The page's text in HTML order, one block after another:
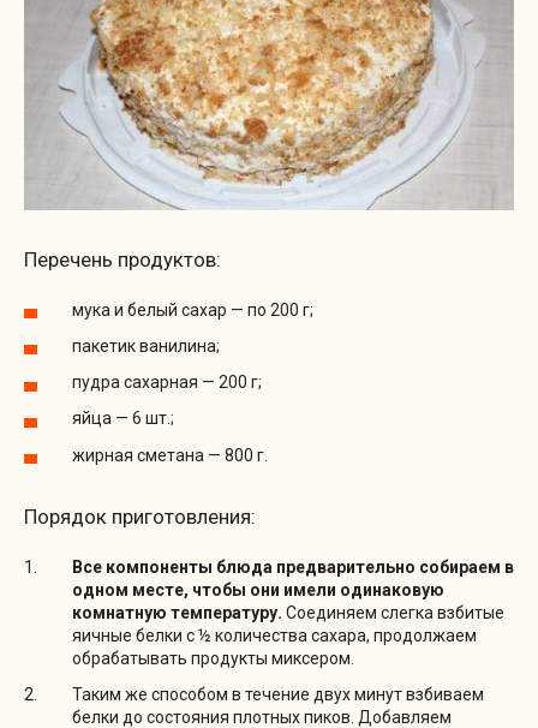
Перечень продуктов:
мука и белый сахар — по 200 г;
пакетик ванилина;
пудра сахарная — 200 г;
яйца — 6 шт.;
жирная сметана — 800 г.
Порядок приготовления:
Все компоненты блюда предварительно собираем в
одном месте, чтобы они имели одинаковую
комнатную температуру. Соединяем слегка взбитые
яичные белки с ½ количества сахара, продолжаем
обрабатывать продукты миксером.
Таким же способом в течение двух минут взбиваем
белки до состояния плотных пиков. Добавляем